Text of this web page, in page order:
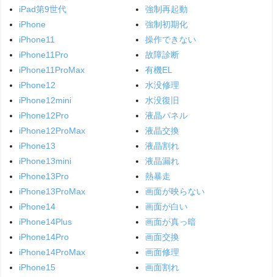
iPad第9世代
iPhone
iPhone11
iPhone11Pro
iPhone11ProMax
iPhone12
iPhone12mini
iPhone12Pro
iPhone12ProMax
iPhone13
iPhone13mini
iPhone13Pro
iPhone13ProMax
iPhone14
iPhone14Plus
iPhone14Pro
iPhone14ProMax
iPhone15
強制再起動
強制初期化
操作できない
故障診断
有機EL
水没修理
水没復旧
液晶パネル
液晶交換
液晶割れ
液晶漏れ
熱暴走
画面が映らない
画面が白い
画面が真っ暗
画面交換
画面修理
画面割れ